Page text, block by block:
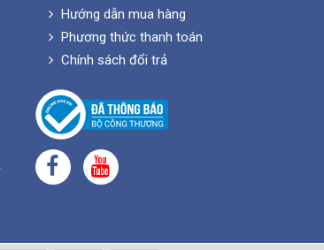
Hướng dẫn mua hàng
Phương thức thanh toán
Chính sách đổi trả